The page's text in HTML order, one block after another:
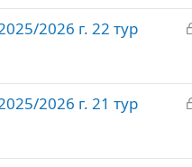
2026 г. 22 тур
2026 г. 21 тур